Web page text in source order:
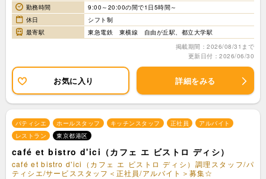
勤務時間
9:00～20:00の間で1日5時間～
休日
シフト制
最寄駅
東急電鉄 東横線 自由が丘駅、都立大学駅
掲載期間：2026/08/31まで
更新日付：2026/06/30
お気に入り 詳細をみる
パティシエ ホールスタッフ キッチンスタッフ 正社員
アルバイト
レストラン
東京都港区
café et bistro d'ici（カフェ エ ビストロ ディシ）
café et bistro d'ici（カフェ エ ビストロ ディシ）調理スタッフ/パ
ティシエ/サービススタッフ＜正社員/アルバイト＞募集☆